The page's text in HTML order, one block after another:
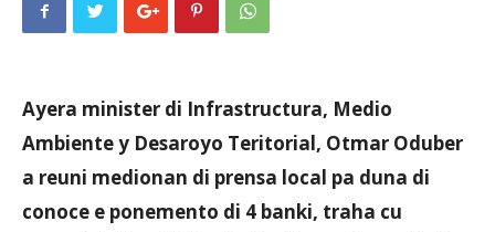
Aruba
Ayera minister di Infrastructura, Medio
Ambiente y Desaroyo Teritorial, Otmar Oduber
a reuni medionan di prensa local pa duna di
conoce e ponemento di 4 banki, traha cu